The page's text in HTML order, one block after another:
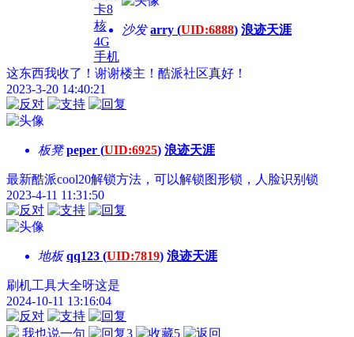
卡8
核
4G
手机
沙发 arry (UID:6888) 浪迹天涯
这东西我收了！谢谢楼主！ 酷派社区真好！
2023-3-20 14:40:21
板凳 peper (UID:6925) 浪迹天涯
最新酷派cool20解锁方法，可以解锁图形锁，人脸识别锁
2023-4-11 11:31:50
地板 qq123 (UID:7819) 浪迹天涯
刷机工具大全呀这是
2024-10-11 13:16:04
我也说一句 3 5